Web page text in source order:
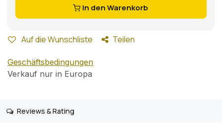
In den Warenkorb
Auf die Wunschliste Teilen
Geschäftsbedingungen
Verkauf nur in Europa
Reviews & Rating